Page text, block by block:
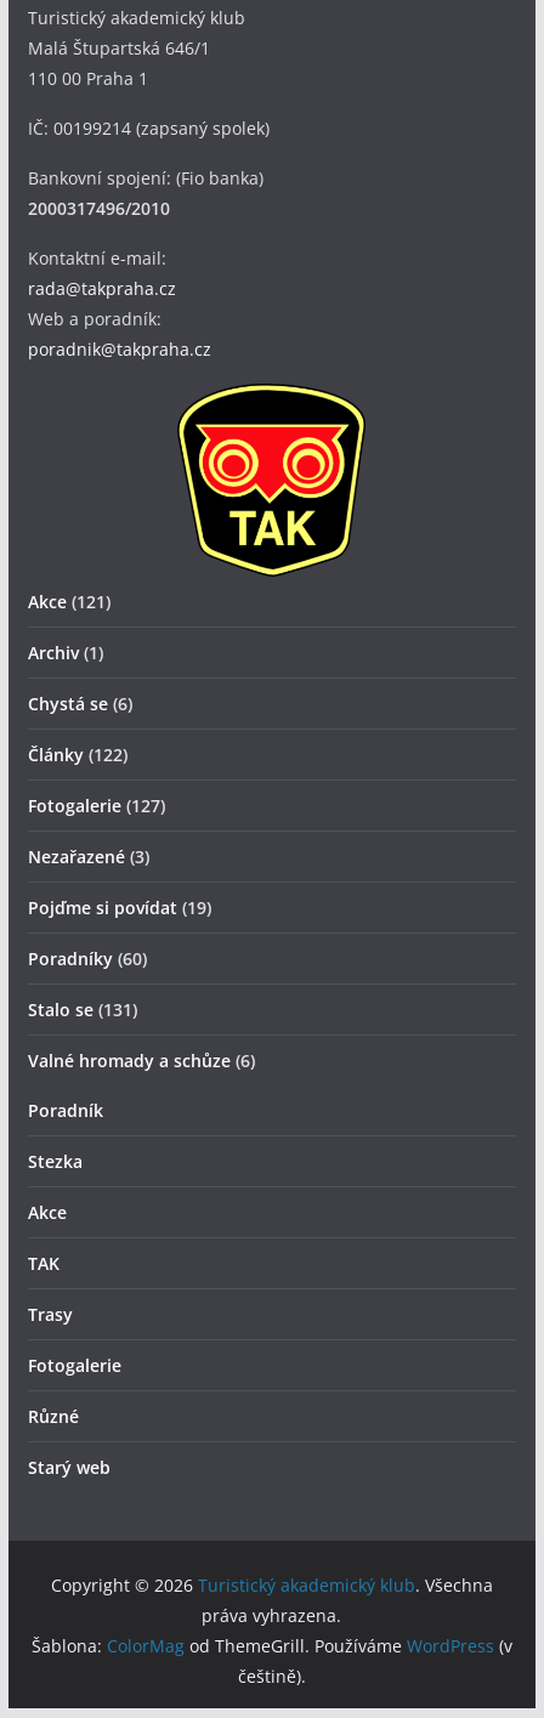
Turistický akademický klub
Malá Štupartská 646/1
110 00 Praha 1
IČ: 00199214 (zapsaný spolek)
Bankovní spojení: (Fio banka)
2000317496/2010
Kontaktní e-mail:
rada@takpraha.cz
Web a poradník:
poradnik@takpraha.cz
Akce(121)
Archiv(1)
Chystá se(6)
Články(122)
Fotogalerie(127)
Nezařazené(3)
Pojďme si povídat (19)
Poradníky(60)
Stalo se(131)
Valné hromady a schůze(6)
Poradník
Stezka
Akce
TAK
Trasy
Fotogalerie
Různé
Starý web
Copyright © 2026 Turistický akademický klub. Všechna
práva vyhrazena.
Šablona: ColorMagod ThemeGrill. Používáme WordPress (v
češtině).